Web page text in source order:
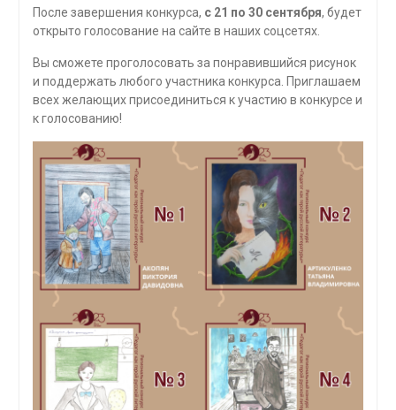
После завершения конкурса, с 21 по 30 сентября, будет
открыто голосование на сайте в наших соцсетях.
Вы сможете проголосовать за понравившийся рисунок
и поддержать любого участника конкурса. Приглашаем
всех желающих присоединиться к участию в конкурсе и
к голосованию!